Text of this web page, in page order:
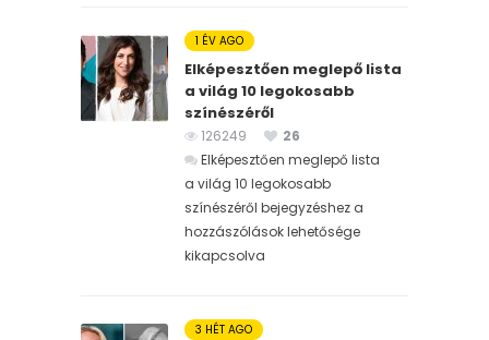
1 ÉV AGO
Elképesztően meglepő lista
a világ 10 legokosabb
színészéről
126249
26
Elképesztően meglepő lista
a világ 10 legokosabb
színészéről bejegyzéshez a
hozzászólások lehetősége
kikapcsolva
3 HÉT AGO